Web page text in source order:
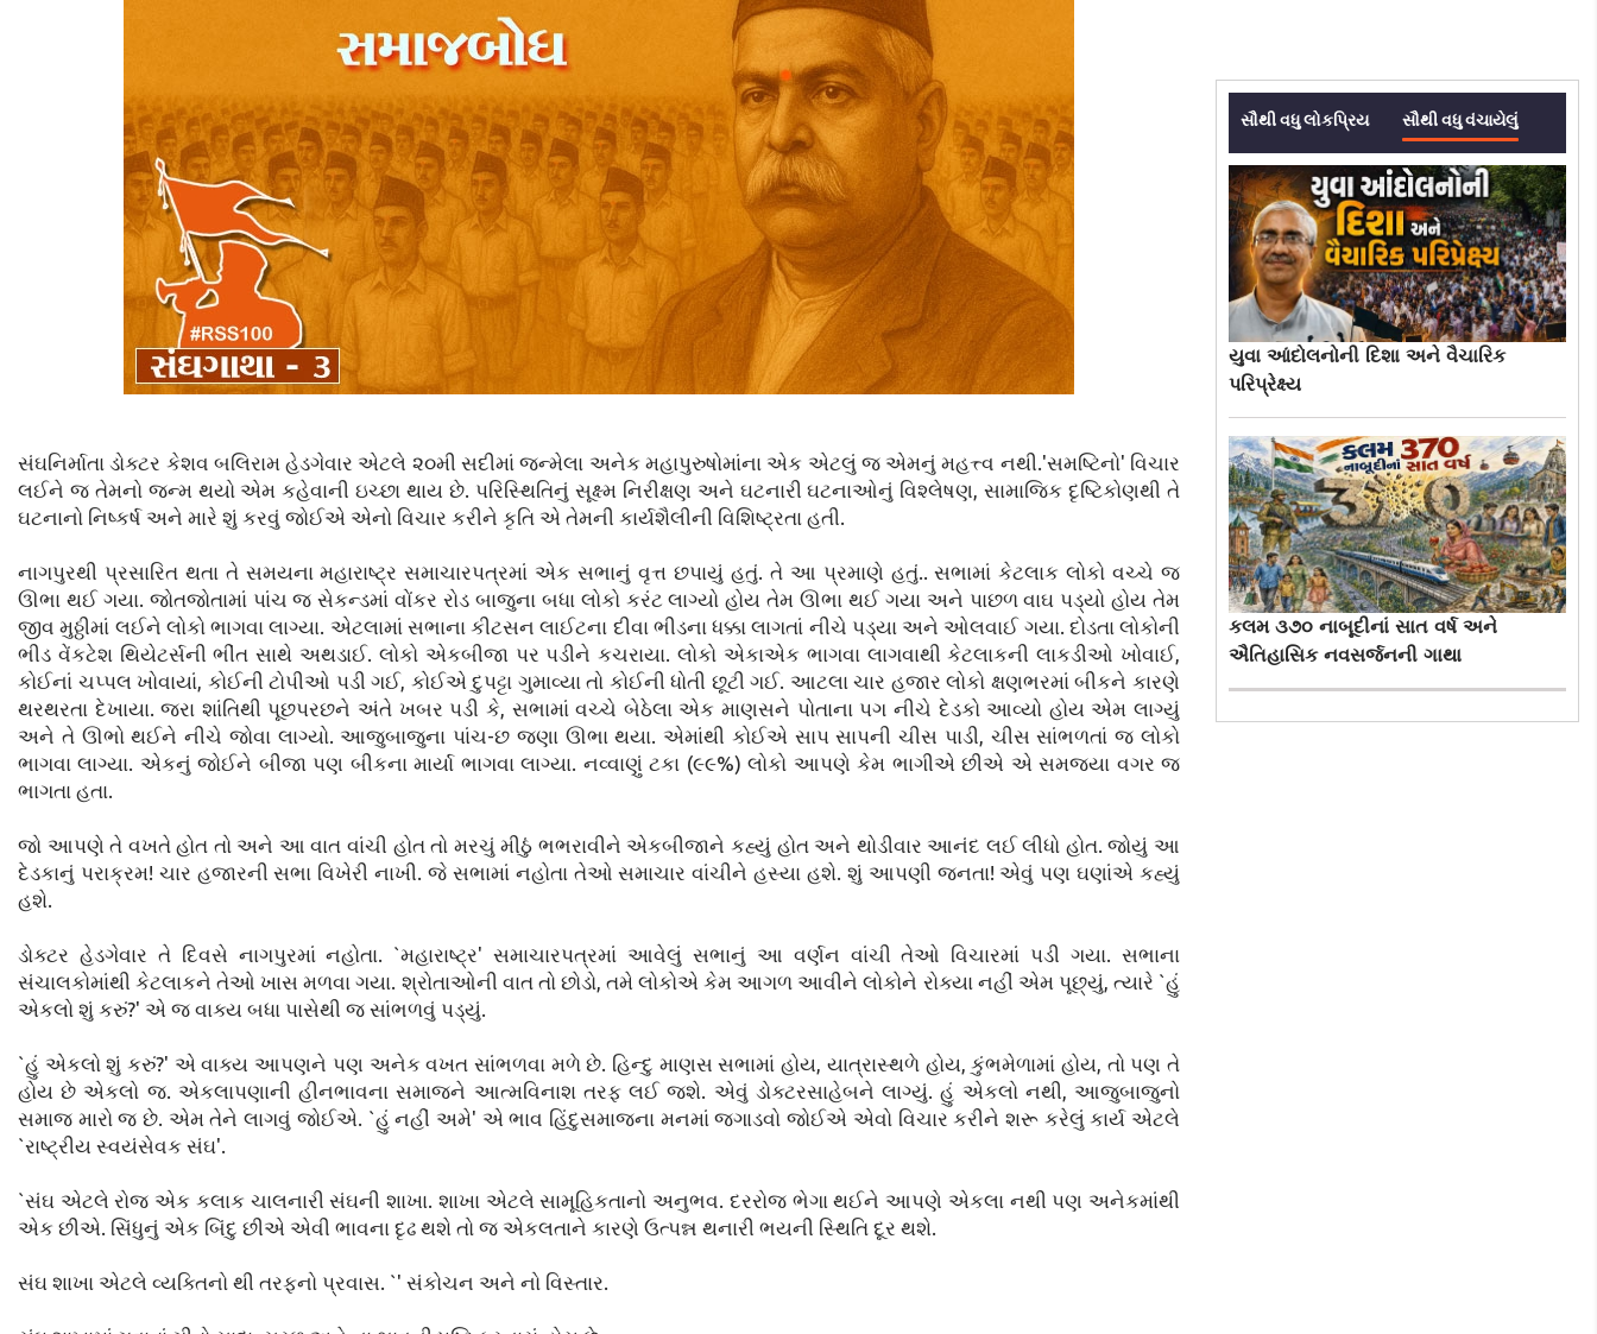
સંઘનિર્માતા ડોક્ટર કેશવ બલિરામ હેડગેવાર એટલે ૨૦મી સદીમાં જન્મેલા અનેક મહાપુરુષોમાંના એક એટલું જ એમનું મહત્ત્વ નથી.'સમષ્ટિનો' વિચાર
લઈને જ તેમનો જન્મ થયો એમ કહેવાની ઇચ્છા થાય છે. પરિસ્થિતિનું સૂક્ષ્મ નિરીક્ષણ અને ઘટનારી ઘટનાઓનું વિશ્લેષણ, સામાજિક દૃષ્ટિકોણથી તે
ઘટનાનો નિષ્કર્ષ અને મારે શું કરવું જોઈએ એનો વિચાર કરીને કૃતિ એ તેમની કાર્યશૈલીની વિશિષ્ટ્રતા હતી.
નાગપુરથી પ્રસારિત થતા તે સમયના મહારાષ્ટ્ર સમાચારપત્રમાં એક સભાનું વૃત્ત છપાયું હતું. તે આ પ્રમાણે હતું.. સભામાં કેટલાક લોકો વચ્ચે જ
ઊભા થઈ ગયા. જોતજોતામાં પાંચ જ સેકન્ડમાં વોંકર રોડ બાજુના બધા લોકો કરંટ લાગ્યો હોય તેમ ઊભા થઈ ગયા અને પાછળ વાઘ પડ્યો હોય તેમ
જીવ મુઠ્ઠીમાં લઈને લોકો ભાગવા લાગ્યા. એટલામાં સભાના કીટસન લાઈટના દીવા ભીડના ધક્કા લાગતાં નીચે પડ્યા અને ઓલવાઈ ગયા. દોડતા લોકોની
ભીડ વેંકટેશ થિયેટર્સની ભીંત સાથે અથડાઈ. લોકો એકબીજા પર પડીને કચરાયા. લોકો એકાએક ભાગવા લાગવાથી કેટલાકની લાકડીઓ ખોવાઈ,
કોઈનાં ચપ્પલ ખોવાયાં, કોઈની ટોપીઓ પડી ગઈ, કોઈએ દુપટ્ટા ગુમાવ્યા તો કોઈની ધોતી છૂટી ગઈ. આટલા ચાર હજાર લોકો ક્ષણભરમાં બીકને કારણે
થરથરતા દેખાયા. જરા શાંતિથી પૂછપરછને અંતે ખબર પડી કે, સભામાં વચ્ચે બેઠેલા એક માણસને પોતાના પગ નીચે દેડકો આવ્યો હોય એમ લાગ્યું
અને તે ઊભો થઈને નીચે જોવા લાગ્યો. આજુબાજુના પાંચ-છ જણા ઊભા થયા. એમાંથી કોઈએ સાપ સાપની ચીસ પાડી, ચીસ સાંભળતાં જ લોકો
ભાગવા લાગ્યા. એકનું જોઈને બીજા પણ બીકના માર્યા ભાગવા લાગ્યા. નવ્વાણું ટકા (૯૯%) લોકો આપણે કેમ ભાગીએ છીએ એ સમજ્યા વગર જ
ભાગતા હતા.
જો આપણે તે વખતે હોત તો અને આ વાત વાંચી હોત તો મરચું મીઠું ભભરાવીને એકબીજાને કહ્યું હોત અને થોડીવાર આનંદ લઈ લીધો હોત. જોયું આ
દેડકાનું પરાક્રમ! ચાર હજારની સભા વિખેરી નાખી. જે સભામાં નહોતા તેઓ સમાચાર વાંચીને હસ્યા હશે. શું આપણી જનતા! એવું પણ ઘણાંએ કહ્યું
હશે.
ડોક્ટર હેડગેવાર તે દિવસે નાગપુરમાં નહોતા. `મહારાષ્ટ્ર' સમાચારપત્રમાં આવેલું સભાનું આ વર્ણન વાંચી તેઓ વિચારમાં પડી ગયા. સભાના
સંચાલકોમાંથી કેટલાકને તેઓ ખાસ મળવા ગયા. શ્રોતાઓની વાત તો છોડો, તમે લોકોએ કેમ આગળ આવીને લોકોને રોક્યા નહીં એમ પૂછ્યું, ત્યારે `હું
એકલો શું કરું?' એ જ વાક્ય બધા પાસેથી જ સાંભળવું પડ્યું.
`હું એકલો શું કરું?' એ વાક્ય આપણને પણ અનેક વખત સાંભળવા મળે છે. હિન્દુ માણસ સભામાં હોય, યાત્રાસ્થળે હોય, કુંભમેળામાં હોય, તો પણ તે
હોય છે એકલો જ. એકલાપણાની હીનભાવના સમાજને આત્મવિનાશ તરફ લઈ જશે. એવું ડોક્ટરસાહેબને લાગ્યું. હું એકલો નથી, આજુબાજુનો
સમાજ મારો જ છે. એમ તેને લાગવું જોઈએ. `હું નહીં અમે' એ ભાવ હિંદુસમાજના મનમાં જગાડવો જોઈએ એવો વિચાર કરીને શરૂ કરેલું કાર્ય એટલે
`રાષ્ટ્રીય સ્વયંસેવક સંઘ'.
`સંઘ એટલે રોજ એક કલાક ચાલનારી સંઘની શાખા. શાખા એટલે સામૂહિકતાનો અનુભવ. દરરોજ ભેગા થઈને આપણે એકલા નથી પણ અનેકમાંથી
એક છીએ. સિંધુનું એક બિંદુ છીએ એવી ભાવના દૃઢ થશે તો જ એકલતાને કારણે ઉત્પન્ન થનારી ભયની સ્થિતિ દૂર થશે.
સંઘ શાખા એટલે વ્યક્તિનો થી તરફનો પ્રવાસ. `' સંકોચન અને નો વિસ્તાર.
સૌથી વધુ લોકપ્રિય સૌથી વધુ વંચાયેલું
યુવા આંદોલનોની દિશા અને વૈચારિક
પરિપ્રેક્ષ્ય
કલમ ૩૭૦ નાબૂદીનાં સાત વર્ષ અને
ઐતિહાસિક નવસર્જનની ગાથા